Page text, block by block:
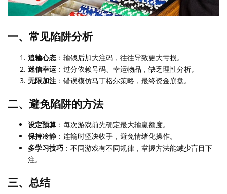
一、常见陷阱分析
追输心态 ：输钱后加大注码，往往导致更大亏损。
迷信幸运 ：过分依赖号码、幸运物品，缺乏理性分析。
无限加注 ：错误模仿马丁格尔策略，最终资金崩盘。
二、避免陷阱的方法
设定预算 ：每次游戏前先确定最大输赢额度。
保持冷静 ：连输时坚决收手，避免情绪化操作。
多学习技巧 ：不同游戏有不同规律，掌握方法能减少盲目下
注。
三、总结